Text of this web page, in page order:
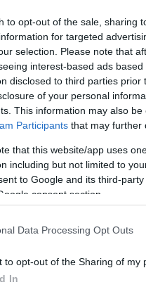
to opt-out of the sale, sharing
for targeted
selection. Please note that
interest-based ads
disclosed to third parties
of your personal
This information may also
Participants that may further
that this website/app uses
including but not limited to
to Google and its third-
consent section.
Data Processing Opt Outs
to opt-out of the Sharing of my
In